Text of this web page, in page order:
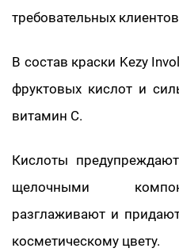
требовательных
В состав краски Kezy
фруктовых кислот и
витамин С.
Кислоты
щелочными
разглаживают и
косметическому цвету.